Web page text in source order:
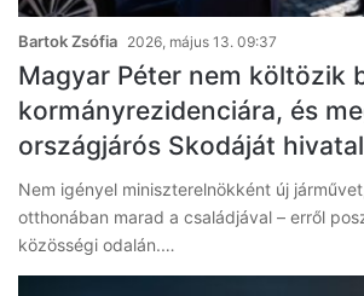
Bartok Zsófia 2026, május 13. 09:37
Magyar Péter nem költözik
kormányrezidenciára, és
országjárós Skodáját
Nem igényel miniszterelnökként új
otthonában marad a családjával – erről
közösségi odalán.…